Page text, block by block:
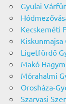
Gyulai
Kecskeméti
Ligetfürdő
Makó
Mórahalmi
Orosháza-
Szarvasi